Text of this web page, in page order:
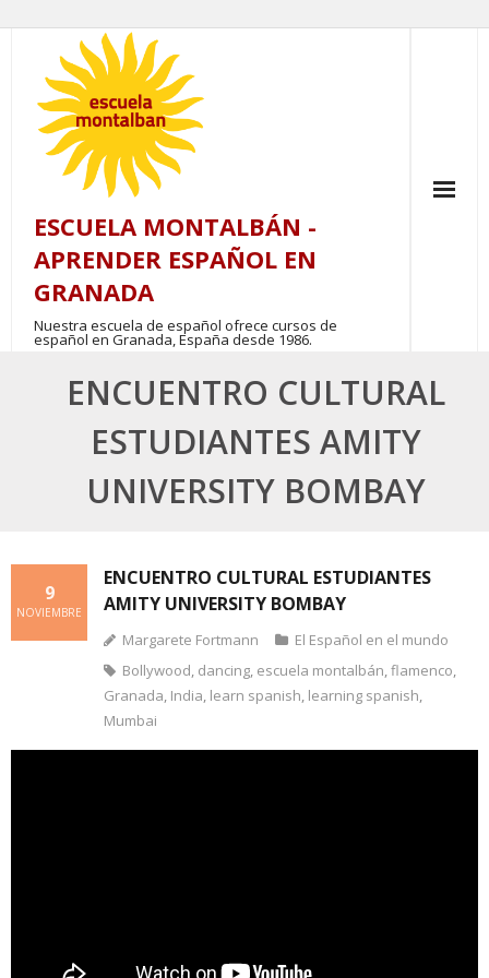
content
ESCUELA MONTALBÁN -
APRENDER ESPAÑOL EN
GRANADA
Nuestra escuela de español ofrece cursos de
español en Granada, España desde 1986.
ENCUENTRO CULTURAL
ESTUDIANTES AMITY
UNIVERSITY BOMBAY
ENCUENTRO CULTURAL ESTUDIANTES
AMITY UNIVERSITY BOMBAY
9
NOVIEMBRE
Margarete Fortmann
El Español en el mundo
Bollywood, dancing, escuela montalbán,flamenco,
Granada, India, learn spanish, learning spanish,
Mumbai